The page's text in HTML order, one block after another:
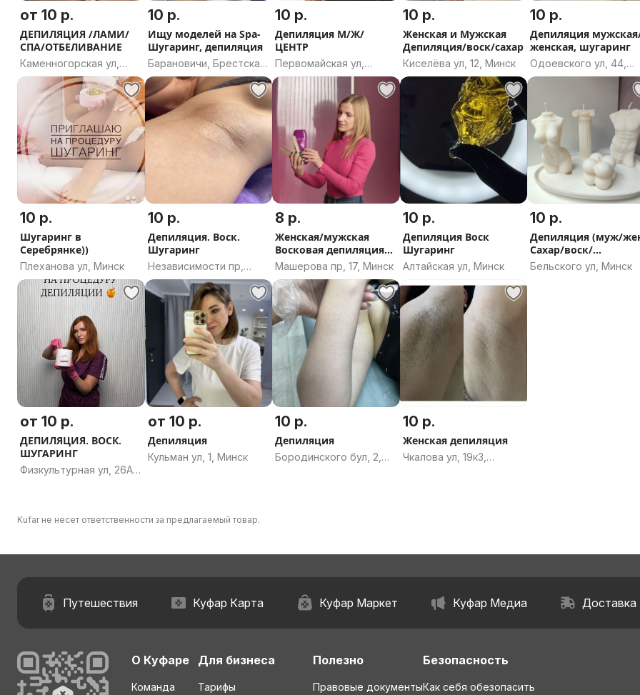
от 10 р.
ДЕПИЛЯЦИЯ /ЛАМИ/
СПА/ОТБЕЛИВАНИЕ
Каменногорская ул,
Минск
10 р.
Ищу моделей на Spa-
Шугаринг, депиляция
Барановичи, Брестская
область
10 р.
Депиляция М/Ж/
ЦЕНТР
Первомайская ул,
Могилёв, Могилёвская
10 р.
Женская и Мужская
Депиляция/воск/сахар
Киселёва ул, 12, Минск
10 р.
Депиляция
женская, шугаринг
Одоевского ул, 44,
Минск
10 р.
Шугаринг в
Серебрянке))
Плеханова ул, Минск
10 р.
Депиляция. Воск.
Шугаринг
Независимости пр,
95к7, Минск
8 р.
Женская/мужская
Восковая депиляция
пр. Машерова
Машерова пр, 17, Минск
10 р.
Депиляция Воск
Шугаринг
Алтайская ул, Минск
10 р.
Депиляция (муж/
Сахар/воск/
гелинг,Спортивная
Бельского ул, Минск
от 10 р.
ДЕПИЛЯЦИЯ. ВОСК.
ШУГАРИНГ
Физкультурная ул, 26А,
от 10 р.
Депиляция
Кульман ул, 1, Минск
10 р.
Депиляция
Бородинского бул, 2,
10 р.
Женская депиляция
Чкалова ул, 19к3,
Kufar не несет ответственности за предлагаемый товар.
Путешествия Куфар Карта Куфар Маркет Куфар Медиа Доставка
О Куфаре
Команда
Для бизнеса
Тарифы
Полезно
Правовые документы
Безопасность
Как себя обезопасить